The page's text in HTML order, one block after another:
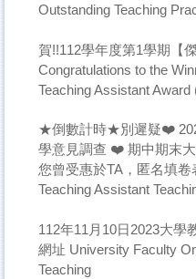
Outstanding Teaching
賀!!112學年度第1學期【
Congratulations to the
Teaching Assistant Award
★倒數計時★別遲疑❤️
學意見調查 ❤️ 期中期末
您曾受惠於TA，匿名填
Teaching Assistant
112年11月10日2023大學
網址 University Faculty
Teaching